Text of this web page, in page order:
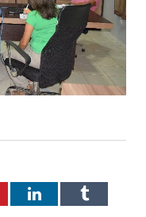
LinkedInTumblr